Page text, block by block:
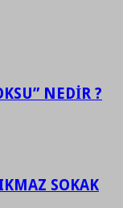
NEDİR ?
SOKAK